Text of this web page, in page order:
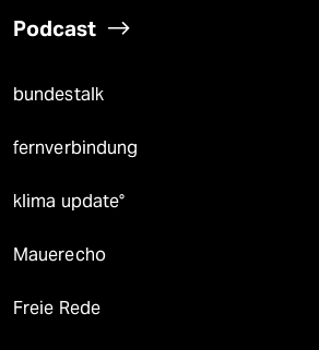
Podcast
bundestalk
fernverbindung
klima update°
Mauerecho
Freie Rede